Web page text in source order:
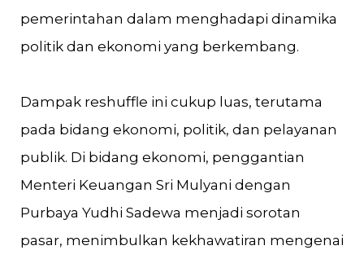
pemerintahan dalam menghadapi dinamika
politik dan ekonomi yang berkembang.
Dampak reshuffle ini cukup luas, terutama
pada bidang ekonomi, politik, dan pelayanan
publik. Di bidang ekonomi, penggantian
Menteri Keuangan Sri Mulyani dengan
Purbaya Yudhi Sadewa menjadi sorotan
pasar, menimbulkan kekhawatiran mengenai